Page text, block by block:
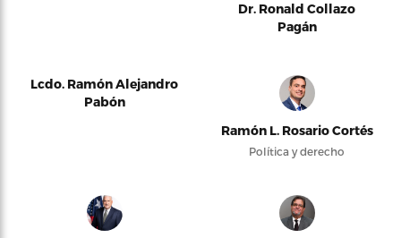
Dr. Ronald Collazo
Pagán
Lcdo. Ramón Alejandro
Pabón
Ramón L. Rosario Cortés
Política y derecho